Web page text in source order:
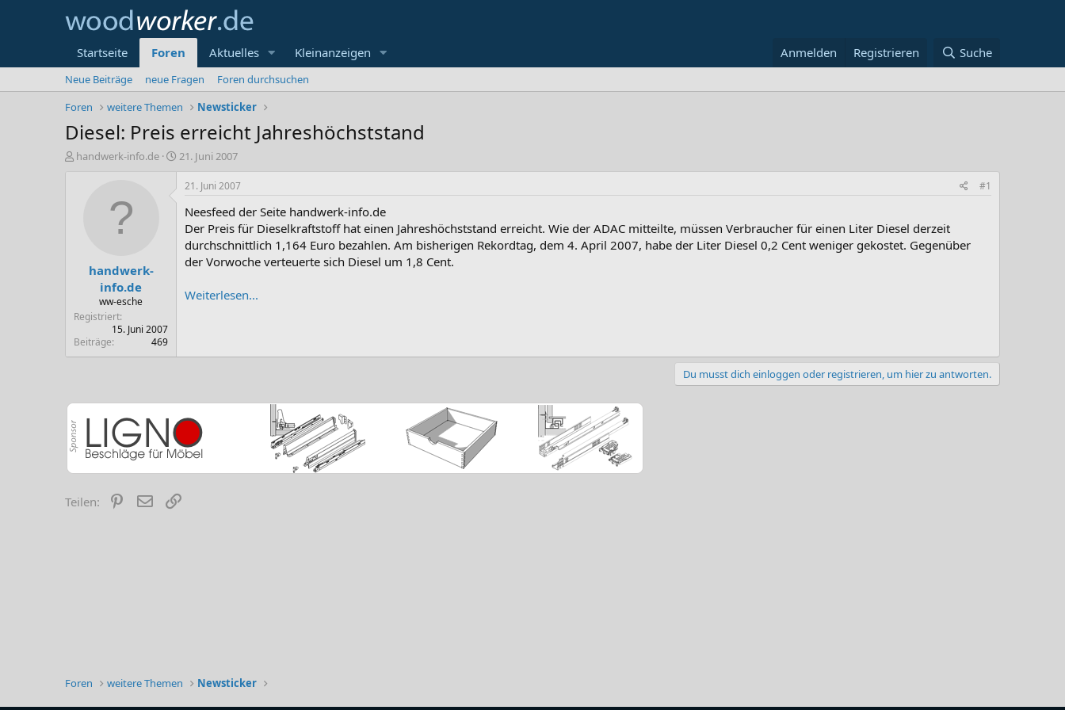
Startseite Foren Aktuelles Kleinanzeigen Anmelden Registrieren Suche
Neue Beiträge neue Fragen
Foren durchsuchen
Foren
weitere Themen Newsticker
Diesel: Preis erreicht Jahreshöchststand
E
handwerk-info.de
E
r
21. Juni 2007
handwerk-
info.de
ww-esche
Registriert
15. Juni 2007
Beiträge
469
21. Juni 2007 #1
Neesfeed der Seite handwerk-info.de
Der Preis für Dieselkraftstoff hat einen Jahreshöchststand erreicht. Wie der ADAC mitteilte, müssen Verbraucher für einen Liter Diesel derzeit
durchschnittlich 1,164 Euro bezahlen. Am bisherigen Rekordtag, dem 4. April 2007, habe der Liter Diesel 0,2 Cent weniger gekostet. Gegenüber
der Vorwoche verteuerte sich Diesel um 1,8 Cent.
Weiterlesen...
Du musst dich einloggen oder registrieren, um hier zu antworten.
Teilen: Pinterest
E-Mail
Foren weitere Themen Newsticker